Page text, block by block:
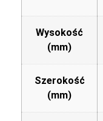
Wysokość
(mm)
Szerokość
(mm)